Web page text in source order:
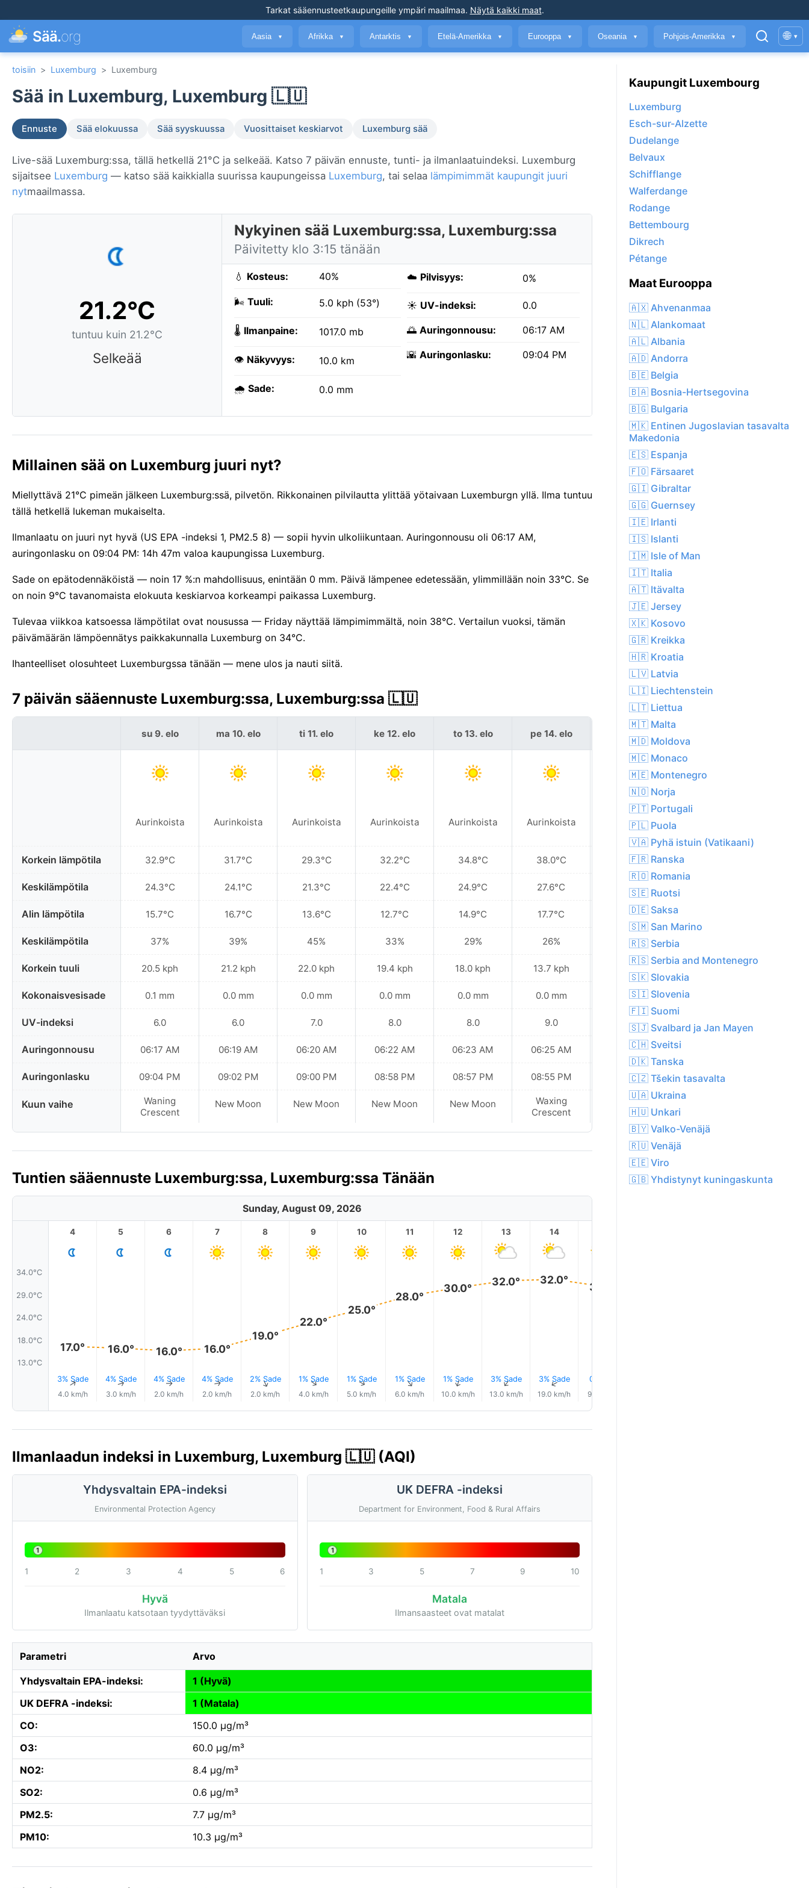
Tarkat sääennusteetkaupungeille ympäri maailmaa. Näytä kaikki maat.
Sää.org Aasia ▼ Afrikka ▼ Antarktis ▼ Etelä-Amerikka ▼ Eurooppa ▼ Oseania ▼ Pohjois-Amerikka ▼ 🌐 ▾
toisiin > Luxemburg > Luxemburg
Sää in Luxemburg, Luxemburg 🇱🇺
Ennuste Sää elokuussa Sää syyskuussa Vuosittaiset keskiarvot Luxemburg sää
Live-sää Luxemburg:ssa, tällä hetkellä 21°C ja selkeää. Katso 7 päivän ennuste, tunti- ja ilmanlaatuindeksi. Luxemburg
sijaitsee Luxemburg — katso sää kaikkialla suurissa kaupungeissa Luxemburg, tai selaa lämpimimmät kaupungit juuri
nytmaailmassa.
21.2°C
tuntuu kuin 21.2°C
Selkeää
Nykyinen sää Luxemburg:ssa, Luxemburg:ssa
Päivitetty klo 3:15 tänään
💧 Kosteus: 40%
🌬️ Tuuli: 5.0 kph (53°)
🌡️ Ilmanpaine: 1017.0 mb
👁️ Näkyvyys: 10.0 km
🌧️ Sade: 0.0 mm
☁️ Pilvisyys: 0%
☀️ UV-indeksi: 0.0
🌅 Auringonnousu: 06:17 AM
🌇 Auringonlasku: 09:04 PM
Millainen sää on Luxemburg juuri nyt?
Miellyttävä 21°C pimeän jälkeen Luxemburg:ssä, pilvetön. Rikkonainen pilvilautta ylittää yötaivaan Luxemburgn yllä. Ilma tuntuu
tällä hetkellä lukeman mukaiselta.
Ilmanlaatu on juuri nyt hyvä (US EPA -indeksi 1, PM2.5 8) — sopii hyvin ulkoliikuntaan. Auringonnousu oli 06:17 AM,
auringonlasku on 09:04 PM: 14h 47m valoa kaupungissa Luxemburg.
Sade on epätodennäköistä — noin 17 %:n mahdollisuus, enintään 0 mm. Päivä lämpenee edetessään, ylimmillään noin 33°C. Se
on noin 9°C tavanomaista elokuuta keskiarvoa korkeampi paikassa Luxemburg.
Tulevaa viikkoa katsoessa lämpötilat ovat nousussa — Friday näyttää lämpimimmältä, noin 38°C. Vertailun vuoksi, tämän
päivämäärän lämpöennätys paikkakunnalla Luxemburg on 34°C.
Ihanteelliset olosuhteet Luxemburgssa tänään — mene ulos ja nauti siitä.
7 päivän sääennuste Luxemburg:ssa, Luxemburg:ssa 🇱🇺
Korkein lämpötila
Keskilämpötila
Alin lämpötila
Keskilämpötila
Korkein tuuli
Kokonaisvesisade
UV-indeksi
Auringonnousu
Auringonlasku
Kuun vaihe
su 9. elo
Aurinkoista
32.9°C
24.3°C
15.7°C
37%
20.5 kph
0.1 mm
6.0
06:17 AM
09:04 PM
Waning
Crescent
ma 10. elo
Aurinkoista
31.7°C
24.1°C
16.7°C
39%
21.2 kph
0.0 mm
6.0
06:19 AM
09:02 PM
New Moon
ti 11. elo
Aurinkoista
29.3°C
21.3°C
13.6°C
45%
22.0 kph
0.0 mm
7.0
06:20 AM
09:00 PM
New Moon
ke 12. elo
Aurinkoista
32.2°C
22.4°C
12.7°C
33%
19.4 kph
0.0 mm
8.0
06:22 AM
08:58 PM
New Moon
to 13. elo
Aurinkoista
34.8°C
24.9°C
14.9°C
29%
18.0 kph
0.0 mm
8.0
06:23 AM
08:57 PM
New Moon
pe 14. elo
Aurinkoista
38.0°C
27.6°C
17.7°C
26%
13.7 kph
0.0 mm
9.0
06:25 AM
08:55 PM
Waxing
Crescent
Aurinkoista
36.8°C
28.5°C
19.7°C
29%
19.8 kph
0.1 mm
9.0
06:26 AM
08:53 PM
Waxing
Crescent
Tuntien sääennuste Luxemburg:ssa, Luxemburg:ssa Tänään
Sunday, August 09, 2026
34.0°C
29.0°C
24.0°C
18.0°C
13.0°C
4
17.0°
3% Sade
↑
4.0 km/h
5
16.0°
4% Sade
↑
3.0 km/h
6
16.0°
4% Sade
↑
2.0 km/h
7
16.0°
4% Sade
↑
2.0 km/h
8
19.0°
2% Sade
↑
2.0 km/h
9
22.0°
1% Sade
↑
4.0 km/h
10
25.0°
1% Sade
↑
5.0 km/h
11
28.0°
1% Sade
↑
6.0 km/h
12
30.0°
1% Sade
↑
10.0 km/h
13
32.0°
3% Sade
↑
13.0 km/h
14
32.0°
3% Sade
↑
19.0 km/h
31.0°
0.1 mm
9.0 km/h
Ilmanlaadun indeksi in Luxemburg, Luxemburg 🇱🇺 (AQI)
Yhdysvaltain EPA-indeksi
Environmental Protection Agency
1
1 2 3 4 5 6
Hyvä
Ilmanlaatu katsotaan tyydyttäväksi
UK DEFRA -indeksi
Department for Environment, Food & Rural Affairs
1
1 3 5 7 9 10
Matala
Ilmansaasteet ovat matalat
Parametri Arvo
Yhdysvaltain EPA-indeksi:
1 (Hyvä)
UK DEFRA -indeksi:
1 (Matala)
CO:
150.0 µg/m³
O3:
60.0 µg/m³
NO2:
8.4 µg/m³
SO2:
0.6 µg/m³
PM2.5:
7.7 µg/m³
PM10:
10.3 µg/m³
Kaupungit Luxembourg
Luxemburg
Esch-sur-Alzette
Dudelange
Belvaux
Schifflange
Walferdange
Rodange
Bettembourg
Dikrech
Pétange
Maat Eurooppa
🇦🇽 Ahvenanmaa
🇳🇱 Alankomaat
🇦🇱 Albania
🇦🇩 Andorra
🇧🇪 Belgia
🇧🇦 Bosnia-Hertsegovina
🇧🇬 Bulgaria
🇲🇰 Entinen Jugoslavian tasavalta
Makedonia
🇪🇸 Espanja
🇫🇴 Färsaaret
🇬🇮 Gibraltar
🇬🇬 Guernsey
🇮🇪 Irlanti
🇮🇸 Islanti
🇮🇲 Isle of Man
🇮🇹 Italia
🇦🇹 Itävalta
🇯🇪 Jersey
🇽🇰 Kosovo
🇬🇷 Kreikka
🇭🇷 Kroatia
🇱🇻 Latvia
🇱🇮 Liechtenstein
🇱🇹 Liettua
🇲🇹 Malta
🇲🇩 Moldova
🇲🇨 Monaco
🇲🇪 Montenegro
🇳🇴 Norja
🇵🇹 Portugali
🇵🇱 Puola
🇻🇦 Pyhä istuin (Vatikaani)
🇫🇷 Ranska
🇷🇴 Romania
🇸🇪 Ruotsi
🇩🇪 Saksa
🇸🇲 San Marino
🇷🇸 Serbia
🇷🇸 Serbia and Montenegro
🇸🇰 Slovakia
🇸🇮 Slovenia
🇫🇮 Suomi
🇸🇯 Svalbard ja Jan Mayen
🇨🇭 Sveitsi
🇩🇰 Tanska
🇨🇿 Tšekin tasavalta
🇺🇦 Ukraina
🇭🇺 Unkari
🇧🇾 Valko-Venäjä
🇷🇺 Venäjä
🇪🇪 Viro
🇬🇧 Yhdistynyt kuningaskunta